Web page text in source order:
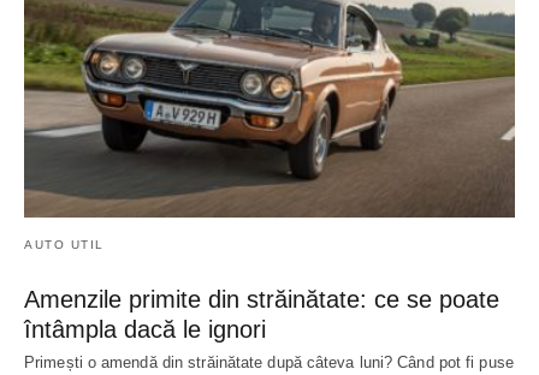
AUTO UTIL
Amenzile primite din străinătate: ce se poate
întâmpla dacă le ignori
Primești o amendă din străinătate după câteva luni? Când pot fi puse